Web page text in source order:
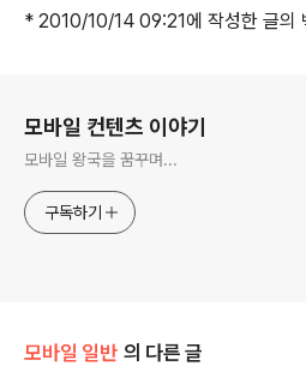
* 2010/10/14 09:21에 작성한 글의
모바일 컨텐츠 이야기
모바일 왕국을 꿈꾸며...
구독하기
모바일 일반 의 다른 글